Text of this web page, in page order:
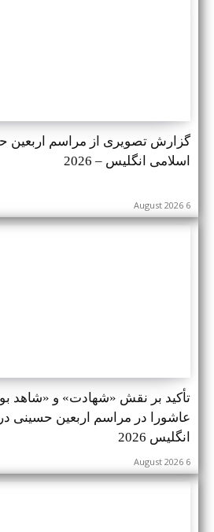
گزارش تصویری از مراسم اربعین
اسلامی انگلیس – 2026
6 August 2026
تأکید بر نقش «شهادت» و «شاهد
عاشورا در مراسم اربعین حسینی
انگلیس 2026
6 August 2026